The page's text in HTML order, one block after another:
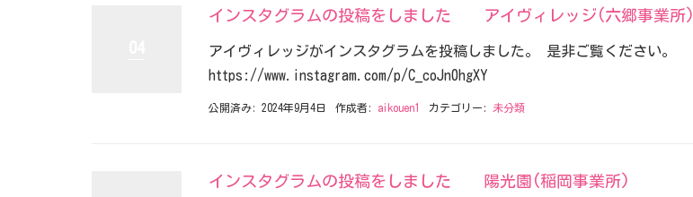
インスタグラムの投稿をしました アイヴィレッジ(六郷事業所)
アイヴィレッジがインスタグラムを投稿しました。 是非ご覧ください。
https://www.instagram.com/p/C_coJn0hgXY
公開済み: 2024年9月4日 作成者: aikouen1 カテゴリー: 未分類
インスタグラムの投稿をしました 陽光園(稲岡事業所)